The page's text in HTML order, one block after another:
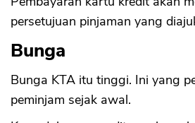
persetujuan pinjaman yang
Bunga
Bunga KTA itu tinggi. Ini yang
peminjam sejak awal.